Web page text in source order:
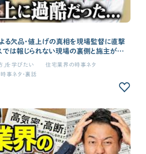
よる欠品・値上げの真相を現場監督に直撃
では報じられない現場の裏側と施主がす
」を学びたい
住宅業界の時事ネタ
時事ネタ・裏話